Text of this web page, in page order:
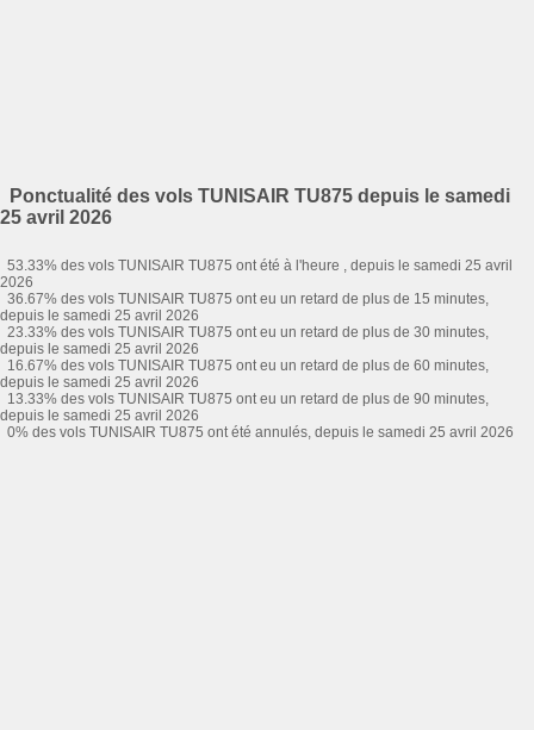
Ponctualité des vols TUNISAIR TU875 depuis le samedi
25 avril 2026
53.33% des vols TUNISAIR TU875 ont été à l'heure , depuis le samedi 25 avril
2026
36.67% des vols TUNISAIR TU875 ont eu un retard de plus de 15 minutes,
depuis le samedi 25 avril 2026
23.33% des vols TUNISAIR TU875 ont eu un retard de plus de 30 minutes,
depuis le samedi 25 avril 2026
16.67% des vols TUNISAIR TU875 ont eu un retard de plus de 60 minutes,
depuis le samedi 25 avril 2026
13.33% des vols TUNISAIR TU875 ont eu un retard de plus de 90 minutes,
depuis le samedi 25 avril 2026
0% des vols TUNISAIR TU875 ont été annulés, depuis le samedi 25 avril 2026